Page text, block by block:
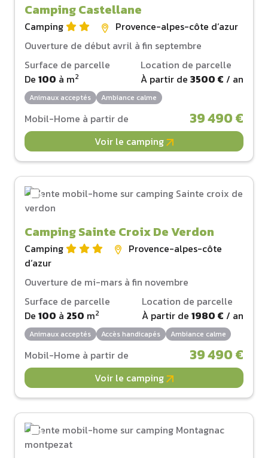
Camping Castellane
Camping
Provence-alpes-côte d‘azur
Ouverture de début avril à fin septembre
Surface de parcelle
De 100 à m2
Location de parcelle
À partir de 3500 € / an
Animaux acceptés Ambiance calme
Mobil-Home à partir de 39 490 €
Voir le camping
Camping Sainte Croix De Verdon
Camping
Provence-alpes-côte
d‘azur
Ouverture de mi-mars à fin novembre
Surface de parcelle
De 100 à 250 m2
Location de parcelle
À partir de 1980 € / an
Animaux acceptés Accès handicapés Ambiance calme
Mobil-Home à partir de 39 490 €
Voir le camping